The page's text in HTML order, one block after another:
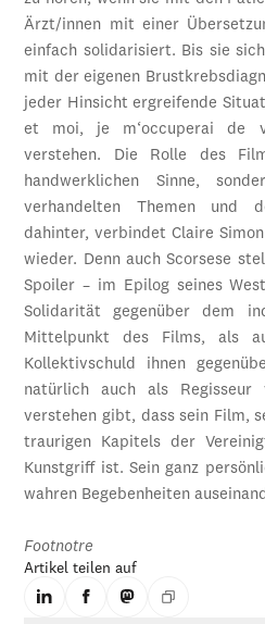
Ärzt/innen mit einer
einfach solidarisiert. Bis sie
mit der eigenen
jeder Hinsicht ergreifende
et moi, je m‘occuperai de
verstehen. Die Rolle des
handwerklichen Sinne,
verhandelten Themen und
dahinter, verbindet Claire
wieder. Denn auch Scorsese
Spoiler – im Epilog seines
Solidarität gegenüber dem
Mittelpunkt des Films, als
Kollektivschuld ihnen
natürlich auch als
verstehen gibt, dass sein Film,
traurigen Kapitels der
Kunstgriff ist. Sein ganz
wahren Begebenheiten
Footnotre
Artikel teilen auf